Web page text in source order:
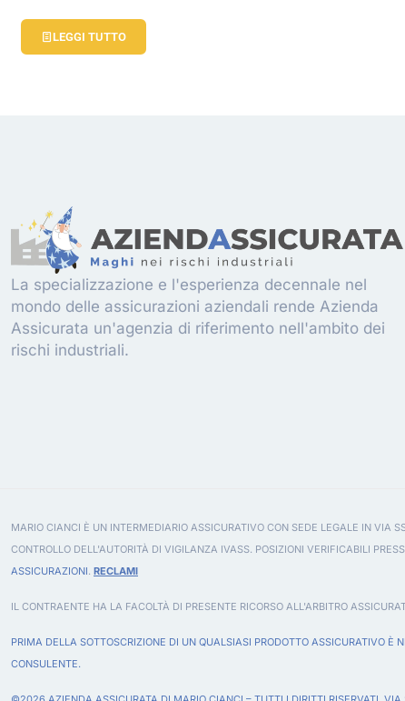
LEGGI TUTTO
La specializzazione e l'esperienza decennale nel
mondo delle assicurazioni aziendali rende Azienda
Assicurata un'agenzia di riferimento nell'ambito dei
rischi industriali.
MARIO CIANCI È UN INTERMEDIARIO ASSICURATIVO CON SEDE LEGALE IN VIA
CONTROLLO DELL'AUTORITÀ DI VIGILANZA IVASS. POSIZIONI VERIFICABILI
ASSICURAZIONI. RECLAMI
IL CONTRAENTE HA LA FACOLTÀ DI PRESENTE RICORSO ALL'ARBITRO
PRIMA DELLA SOTTOSCRIZIONE DI UN QUALSIASI PRODOTTO ASSICURATIVO È
CONSULENTE.